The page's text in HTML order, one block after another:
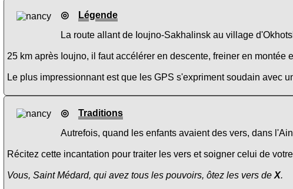
◎
Légende
La route allant de Ioujno-Sakhalinsk au village
25 km après Ioujno, il faut accélérer en descente, freiner en
Le plus impressionnant est que les GPS s'expriment soudain avec
◎ Traditions
Autrefois, quand les enfants avaient des vers, dans
Récitez cette incantation pour traiter les vers et soigner celui de
Vous, Saint Médard, qui avez tous les pouvoirs, ôtez les vers de X.